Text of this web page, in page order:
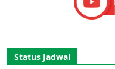
Status Jadwal